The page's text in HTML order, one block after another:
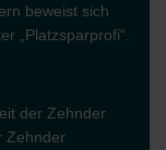
beweist sich
„Platzsparprofi“.
der Zehnder
Zehnder